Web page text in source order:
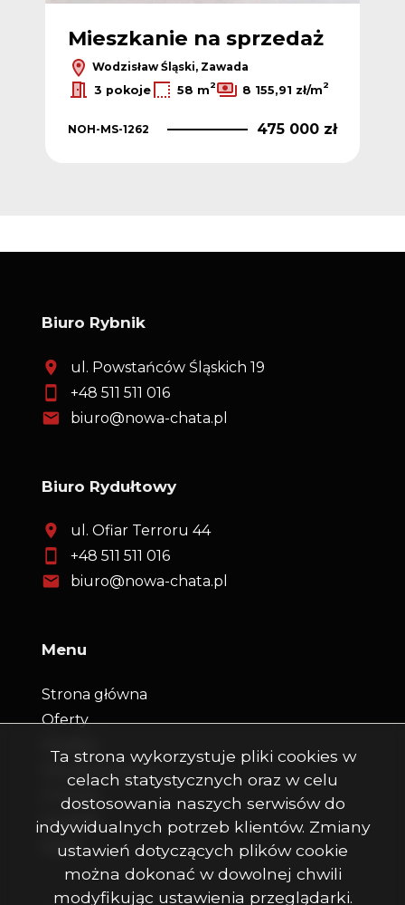
Mieszkanie na sprzedaż
Wodzisław Śląski, Zawada
3 pokoje
58 m2 8 155,91 zł/m2
NOH-MS-1262 475 000 zł
Biuro Rybnik
ul. Powstańców Śląskich 19
+48 511 511 016
biuro@nowa-chata.pl
Biuro Rydułtowy
ul. Ofiar Terroru 44
+48 511 511 016
biuro@nowa-chata.pl
Menu
Strona główna
Oferty
Dla dewelopera
O firmie
Kontakt
Rodo
Ta strona wykorzystuje pliki cookies w
celach statystycznych oraz w celu
dostosowania naszych serwisów do
indywidualnych potrzeb klientów. Zmiany
ustawień dotyczących plików cookie
można dokonać w dowolnej chwili
modyfikując ustawienia przeglądarki.